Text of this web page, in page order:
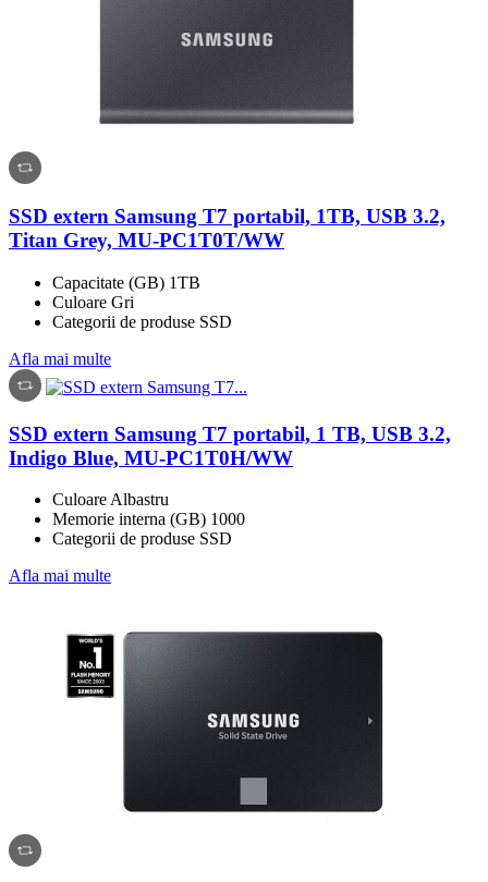
SSD extern Samsung T7 portabil, 1TB, USB 3.2,
Titan Grey, MU-PC1T0T/WW
Capacitate (GB) 1TB
Culoare Gri
Categorii de produse SSD
Afla mai multe
SSD extern Samsung T7 portabil, 1 TB, USB 3.2,
Indigo Blue, MU-PC1T0H/WW
Culoare Albastru
Memorie interna (GB) 1000
Categorii de produse SSD
Afla mai multe